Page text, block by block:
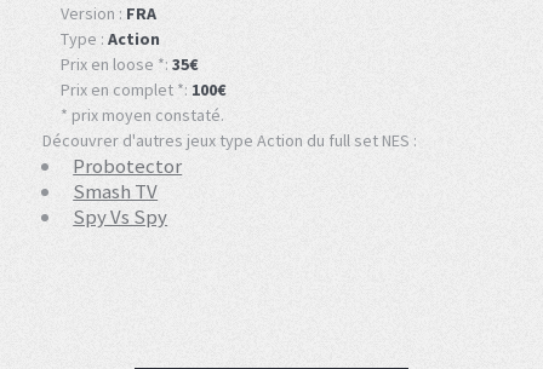
Version : FRA
Type : Action
Prix en loose *: 35€
Prix en complet *: 100€
* prix moyen constaté.
Découvrer d'autres jeux type Action du full set NES :
Probotector
Smash TV
Spy Vs Spy